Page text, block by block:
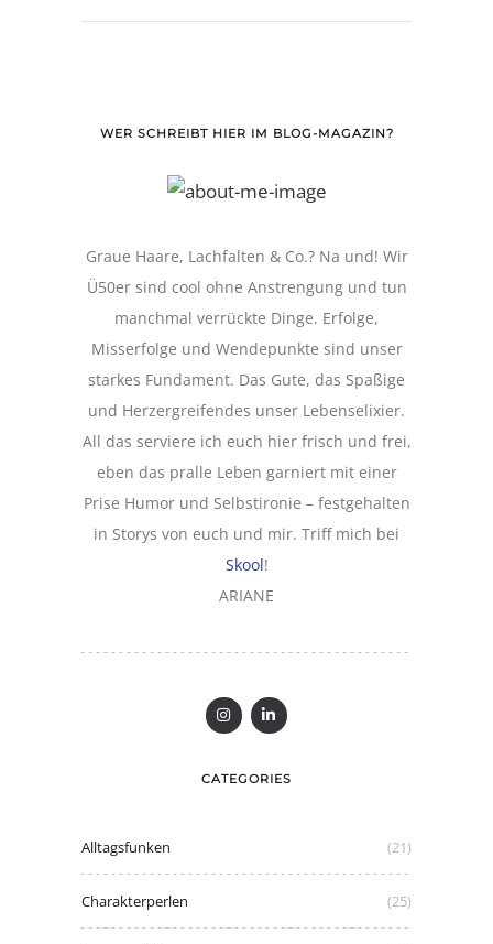
WER SCHREIBT HIER IM BLOG-MAGAZIN?
Graue Haare, Lachfalten & Co.? Na und! Wir
Ü50er sind cool ohne Anstrengung und tun
manchmal verrückte Dinge. Erfolge,
Misserfolge und Wendepunkte sind unser
starkes Fundament. Das Gute, das Spaßige
und Herzergreifendes unser Lebenselixier.
All das serviere ich euch hier frisch und frei,
eben das pralle Leben garniert mit einer
Prise Humor und Selbstironie – festgehalten
in Storys von euch und mir. Triff mich bei
Skool!
ARIANE
CATEGORIES
Alltagsfunken (21)
Charakterperlen (25)